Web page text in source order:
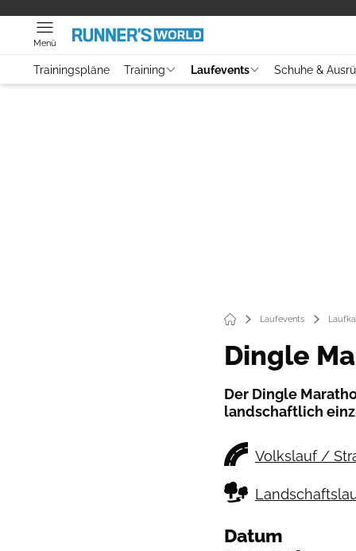
Menü
Trainingspläne Training Laufevents Schuhe &
Laufevents
Dingle
Der Dingle
landschaftlich
Volkslauf /
Datum